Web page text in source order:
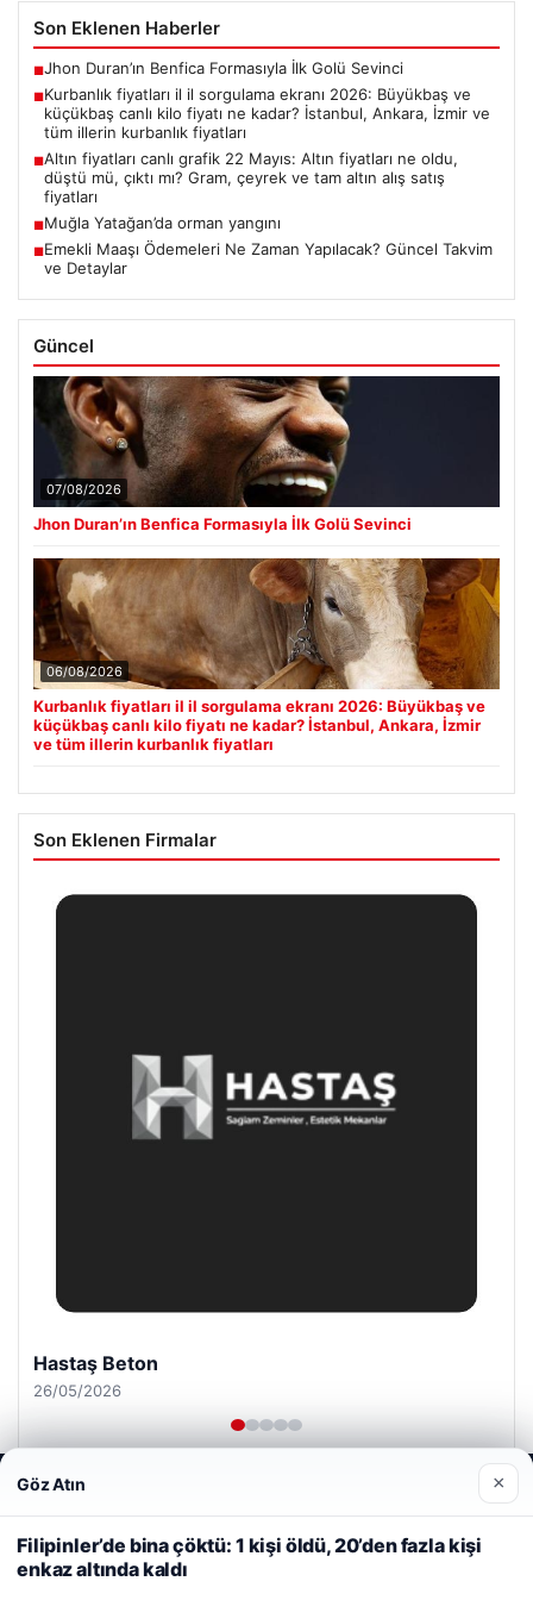
Son Eklenen Haberler
■Jhon Duran’ın Benfica Formasıyla İlk Golü Sevinci
■Kurbanlık fiyatları il il sorgulama ekranı 2026: Büyükbaş ve
küçükbaş canlı kilo fiyatı ne kadar? İstanbul, Ankara, İzmir ve
tüm illerin kurbanlık fiyatları
■Altın fiyatları canlı grafik 22 Mayıs: Altın fiyatları ne oldu,
düştü mü, çıktı mı? Gram, çeyrek ve tam altın alış satış
fiyatları
■Muğla Yatağan’da orman yangını
■Emekli Maaşı Ödemeleri Ne Zaman Yapılacak? Güncel Takvim
ve Detaylar
Güncel
07/08/2026
Jhon Duran’ın Benfica Formasıyla İlk Golü Sevinci
06/08/2026
Kurbanlık fiyatları il il sorgulama ekranı 2026: Büyükbaş ve
küçükbaş canlı kilo fiyatı ne kadar? İstanbul, Ankara, İzmir
ve tüm illerin kurbanlık fiyatları
Son Eklenen Firmalar
Enes Kaplan Avukatlık Bürosu
28/04/2026
© 2026 Kitap Oku – Güncel Haberler
Web sitemizi nasıl kullandığınızı daha iyi anlayabilmek,
deneyiminizi kişiselleştirmek ve geliştirmek amacıyla çerezler
kullanıyoruz.
Çerez Politikamız
Reddet Kabul Et
Göz Atın ×
Filipinler’de bina çöktü: 1 kişi öldü, 20’den fazla kişi
enkaz altında kaldı